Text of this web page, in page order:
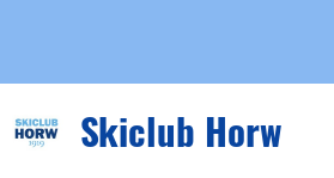
Skiclub Horw